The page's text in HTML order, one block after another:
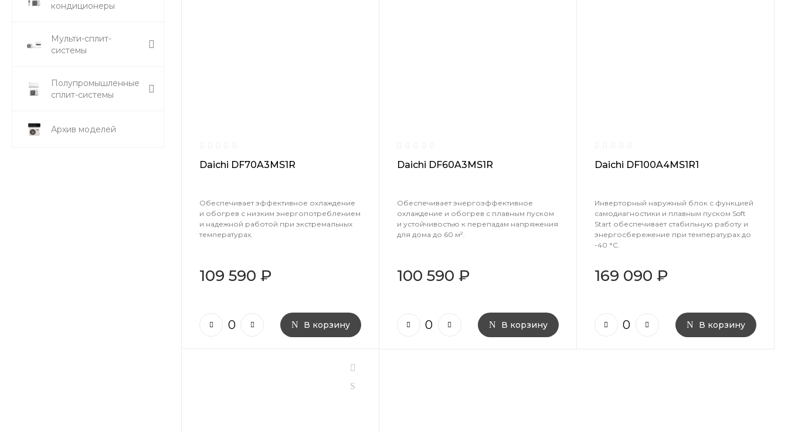
кондиционеры
Мульти-сплит-
системы
Полупромышленные
сплит-системы
Архив моделей
Daichi DF70A3MS1R
Обеспечивает эффективное охлаждение
и обогрев с низким энергопотреблением
и надежной работой при экстремальных
температурах.
109 590 ₽
В корзину
Daichi DF60A3MS1R
Обеспечивает энергоэффективное
охлаждение и обогрев с плавным пуском
и устойчивостью к перепадам напряжения
для дома до 60 м².
100 590 ₽
В корзину
Daichi DF100A4MS1R1
Инверторный наружный блок с функцией
самодиагностики и плавным пуском Soft
Start обеспечивает стабильную работу и
энергосбережение при температурах до
-40 °C.
169 090 ₽
В корзину